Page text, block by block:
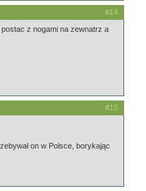
#14
z nogami na zewnatrz a
#15
on w Polsce, borykając